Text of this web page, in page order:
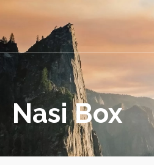
Nasi Box